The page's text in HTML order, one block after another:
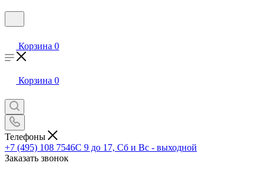
Корзина 0
Корзина 0
Телефоны
+7 (495) 108 7546С 9 до 17, Сб и Вс - выходной
Заказать звонок